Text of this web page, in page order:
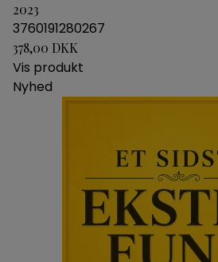
2023
3760191280267
378,00 DKK
Vis produkt
Nyhed